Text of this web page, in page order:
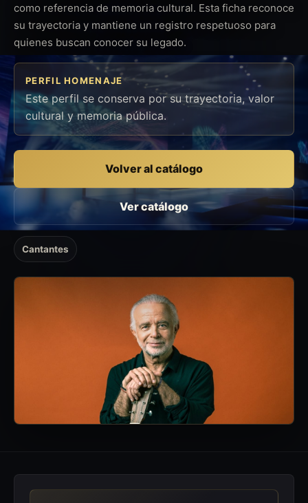
como referencia de memoria cultural. Esta ficha reconoce
su trayectoria y mantiene un registro respetuoso para
quienes buscan conocer su legado.
PERFIL HOMENAJE
Este perfil se conserva por su trayectoria, valor
cultural y memoria pública.
Volver al catálogo
Ver catálogo
Cantantes